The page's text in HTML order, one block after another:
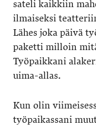
sateli kaikkiin
ilmaiseksi
Lähes joka päivä
paketti milloin
Työpaikkani
uima-allas.
Kun olin
työpaikassani